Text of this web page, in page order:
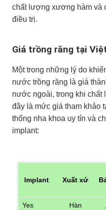
chất lượng xương hàm và
điều trị.
Giá trồng răng tại
Một trong những lý do
nước trồng răng là giá
nước ngoài, trong khi
đây là mức giá tham khảo
thống nha khoa uy tín và
implant:
Implant Xuất xứ
Yes
Hàn